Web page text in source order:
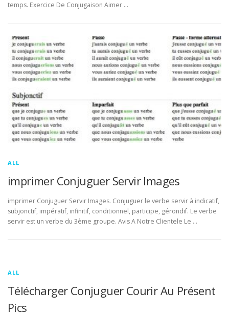
temps. Exercice De Conjugaison Aimer …
ALL
imprimer Conjuguer Servir Images
imprimer Conjuguer Servir Images. Conjuguer le verbe servir à indicatif,
subjonctif, impératif, infinitif, conditionnel, participe, gérondif. Le verbe
servir est un verbe du 3ème groupe. Avis A Notre Clientele Le …
ALL
Télécharger Conjuguer Courir Au Présent
Pics